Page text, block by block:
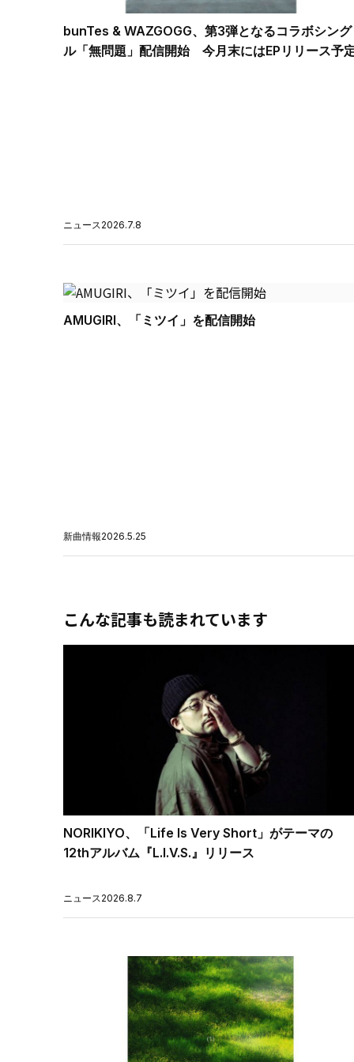
bunTes & WAZGOGG、第3弾となるコラボシング
ル「無問題」配信開始 今月末にはEPリリース予
ニュース2026.7.8
AMUGIRI、「ミツイ」を配信開始
新曲情報2026.5.25
こんな記事も読まれています
NORIKIYO、「Life Is Very Short」がテーマの
12thアルバム『L.I.V.S.』リリース
ニュース2026.8.7